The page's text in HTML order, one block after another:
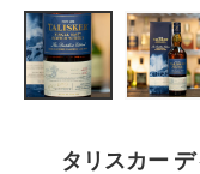
タリスカー